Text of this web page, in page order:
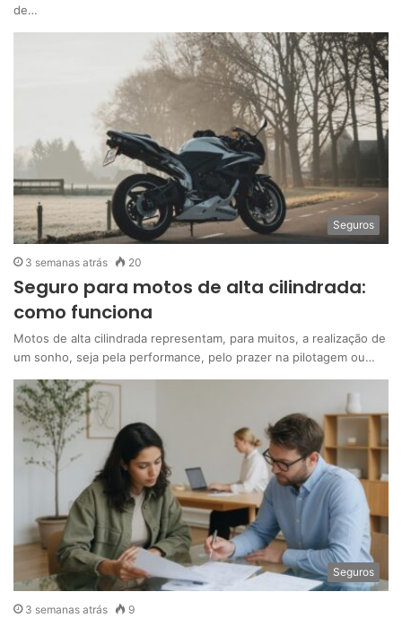
de…
Seguros
3 semanas atrás 20
Seguro para motos de alta cilindrada:
como funciona
Motos de alta cilindrada representam, para muitos, a realização de
um sonho, seja pela performance, pelo prazer na pilotagem ou…
Seguros
3 semanas atrás 9